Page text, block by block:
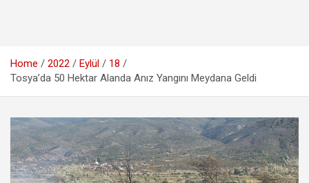
Home 2022 Eylül
18
Tosya’da 50 Hektar Alanda Anız Yangını Meydana Geldi